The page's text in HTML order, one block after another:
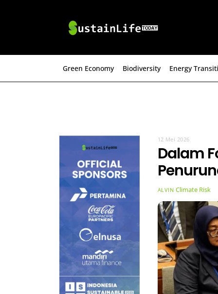
Green Economy Biodiversity Energy
12 Mei 2026
Dalam
ALVIN Climate Risk